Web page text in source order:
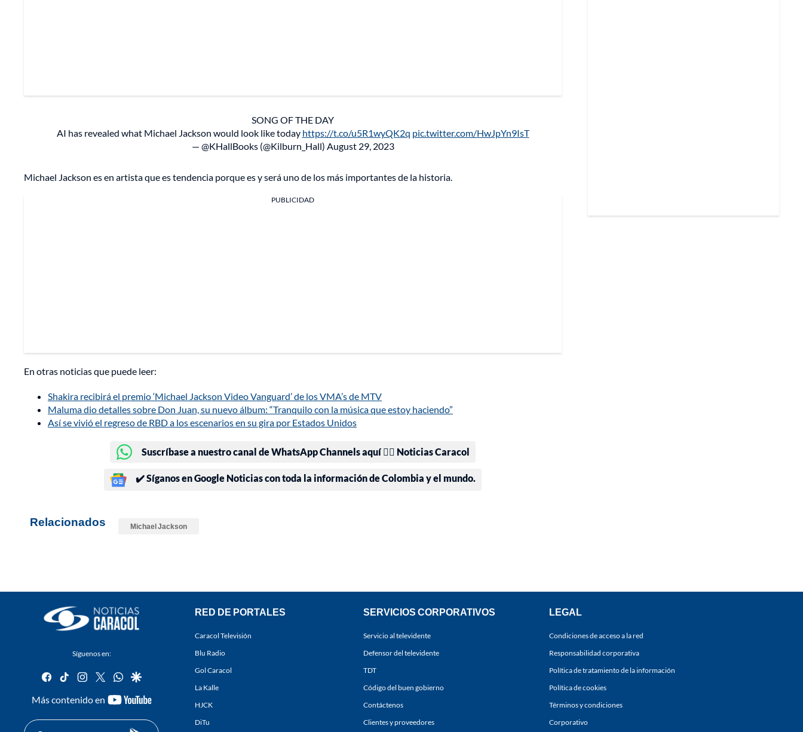
SONG OF THE DAY
AI has revealed what Michael Jackson would look like today https://t.co/u5R1wyQK2q pic.twitter.com/HwJpYn9IsT
— @KHallBooks (@Kilburn_Hall) August 29, 2023
Michael Jackson es en artista que es tendencia porque es y será uno de los más importantes de la historia.
PUBLICIDAD
En otras noticias que puede leer:
Shakira recibirá el premio ‘Michael Jackson Video Vanguard’ de los VMA’s de MTV
Maluma dio detalles sobre Don Juan, su nuevo álbum: “Tranquilo con la música que estoy haciendo”
Así se vivió el regreso de RBD a los escenarios en su gira por Estados Unidos
Suscríbase a nuestro canal de WhatsApp Channels aquí 👉🏻 Noticias Caracol
✔️ Síganos en Google Noticias con toda la información de Colombia y el mundo.
Relacionados Michael Jackson
Síguenos en:
facebook
tiktok instagram
twitterwhatsapp
google
Más contenido en
youtube-
RED DE PORTALES
Caracol Televisión
Blu Radio
Gol Caracol
La Kalle
HJCK
DiTu
SERVICIOS CORPORATIVOS
Servicio al televidente
Defensor del televidente
TDT
Código del buen gobierno
Contáctenos
Clientes y proveedores
LEGAL
Condiciones de acceso a la red
Responsabilidad corporativa
Política de tratamiento de la información
Política de cookies
Términos y condiciones
Corporativo